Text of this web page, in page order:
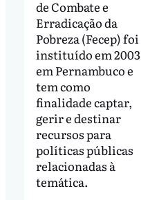
de Combate e
Erradicação da
Pobreza (Fecep) foi
instituído em 2003
em Pernambuco e
tem como
finalidade captar,
gerir e destinar
recursos para
políticas públicas
relacionadas à
temática.